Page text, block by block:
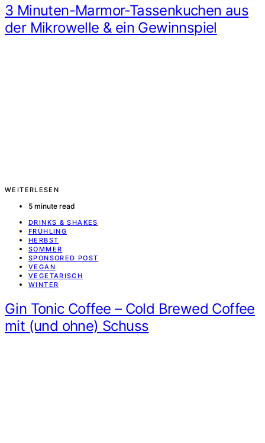
3 Minuten-Marmor-Tassenkuchen aus
der Mikrowelle & ein Gewinnspiel
WEITERLESEN
5 minute read
DRINKS & SHAKES
FRÜHLING
HERBST
SOMMER
SPONSORED POST
VEGAN
VEGETARISCH
WINTER
Gin Tonic Coffee – Cold Brewed Coffee
mit (und ohne) Schuss